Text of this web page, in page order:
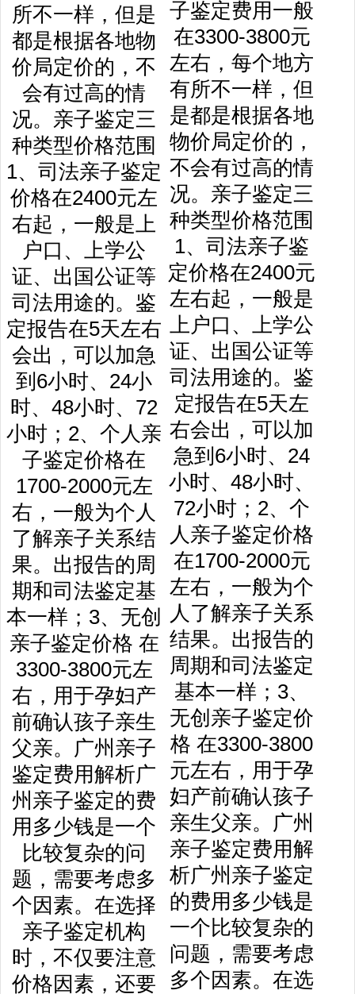
子鉴定费用一般
在3300-3800元
左右，每个地方
有所不一样，但
是都是根据各地
物价局定价的，
不会有过高的情
况。亲子鉴定三
种类型价格范围
1、司法亲子鉴
定价格在2400元
左右起，一般是
上户口、上学公
证、出国公证等
司法用途的。鉴
定报告在5天左
右会出，可以加
急到6小时、24
小时、48小时、
72小时；2、个
人亲子鉴定价格
在1700-2000元
左右，一般为个
人了解亲子关系
结果。出报告的
周期和司法鉴定
基本一样；3、
无创亲子鉴定价
格 在3300-3800
元左右，用于孕
妇产前确认孩子
亲生父亲。广州
亲子鉴定费用解
析广州亲子鉴定
的费用多少钱是
一个比较复杂的
问题，需要考虑
多个因素。在选